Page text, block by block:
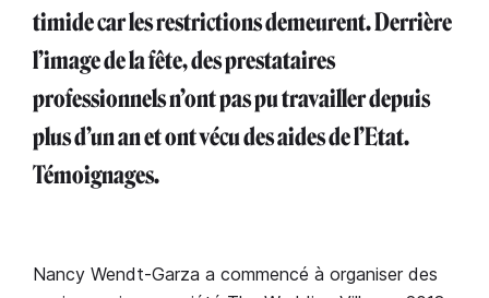
timide car les restrictions demeurent. Derrière
l’image de la fête, des prestataires
professionnels n’ont pas pu travailler depuis
plus d’un an et ont vécu des aides de l’Etat.
Témoignages.
Nancy Wendt-Garza a commencé à organiser des